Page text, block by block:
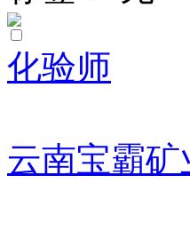
化验师
云南宝霸